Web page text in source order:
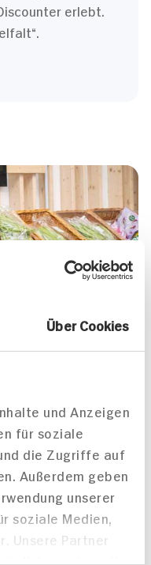
Über Cookies
und Anzeigen
für soziale
die Zugriffe auf
Außerdem geben
unserer
soziale Medien,
Unsere Partner
mit
erlebt.
unser
Einkauf bei uns
Dafür legen
unserer
bester